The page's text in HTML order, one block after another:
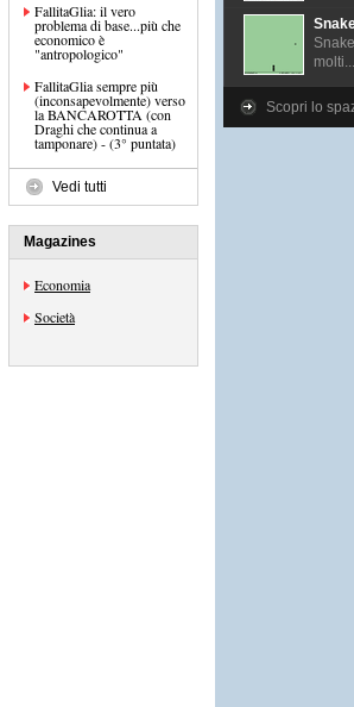
FallitaGlia: il vero
problema di base...più che
economico è
"antropologico"
FallitaGlia sempre più
(inconsapevolmente) verso
la BANCAROTTA (con
Draghi che continua a
tamponare) - (3° puntata)
Vedi tutti
Magazines
Economia
Società
Scopri lo